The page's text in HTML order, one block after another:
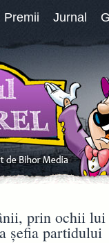
Premii Jurnal
prin ochii
șefia partidului